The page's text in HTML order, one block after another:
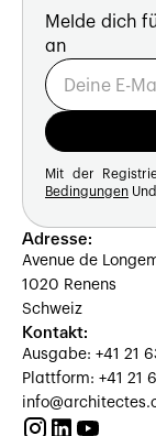
Melde dich
an
Mit der
Bedingungen
Adresse:
Avenue de
1020 Renens
Schweiz
Kontakt:
Ausgabe: +41 21
Plattform: +41 21